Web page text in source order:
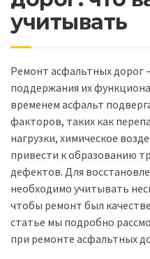
учитывать
Ремонт асфальтных дорог
поддержания их
временем асфальт
факторов, таких как
нагрузки, химическое
привести к образованию
дефектов. Для
необходимо учитывать
чтобы ремонт был
статье мы подробно
при ремонте асфальтных